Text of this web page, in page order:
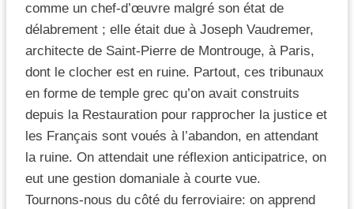
comme un chef-d’œuvre malgré son état de
délabrement ; elle était due à Joseph Vaudremer,
architecte de Saint-Pierre de Montrouge, à Paris,
dont le clocher est en ruine. Partout, ces tribunaux
en forme de temple grec qu’on avait construits
depuis la Restauration pour rapprocher la justice et
les Français sont voués à l’abandon, en attendant
la ruine. On attendait une réflexion anticipatrice, on
eut une gestion domaniale à courte vue.
Tournons-nous du côté du ferroviaire: on apprend